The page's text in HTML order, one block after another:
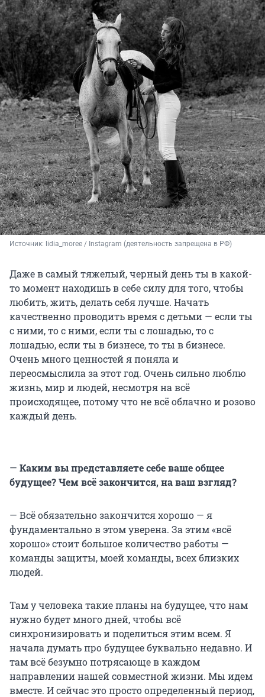
Источник: lidia_moree / Instagram (деятельность запрещена в РФ)
Даже в самый тяжелый, черный день ты в какой-
то момент находишь в себе силу для того, чтобы
любить, жить, делать себя лучше. Начать
качественно проводить время с детьми — если ты
с ними, то с ними, если ты с лошадью, то с
лошадью, если ты в бизнесе, то ты в бизнесе.
Очень много ценностей я поняла и
переосмыслила за этот год. Очень сильно люблю
жизнь, мир и людей, несмотря на всё
происходящее, потому что не всё облачно и розово
каждый день.
— Каким вы представляете себе ваше общее
будущее? Чем всё закончится, на ваш взгляд?
— Всё обязательно закончится хорошо — я
фундаментально в этом уверена. За этим «всё
хорошо» стоит большое количество работы —
команды защиты, моей команды, всех близких
людей.
Там у человека такие планы на будущее, что нам
нужно будет много дней, чтобы всё
синхронизировать и поделиться этим всем. Я
начала думать про будущее буквально недавно. И
там всё безумно потрясающе в каждом
направлении нашей совместной жизни. Мы идем
вместе. И сейчас это просто определенный период,